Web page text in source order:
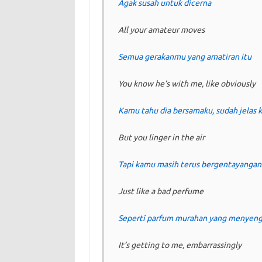
Agak susah untuk dicerna
All your amateur moves
Semua gerakanmu yang amatiran itu
You know he’s with me, like obviously
Kamu tahu dia bersamaku, sudah jelas
But you linger in the air
Tapi kamu masih terus bergentayangan
Just like a bad perfume
Seperti parfum murahan yang
It’s getting to me, embarrassingly